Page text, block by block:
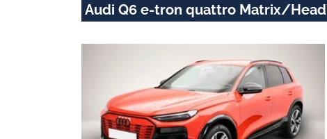
Audi Q6 e-tron quattro Matrix/